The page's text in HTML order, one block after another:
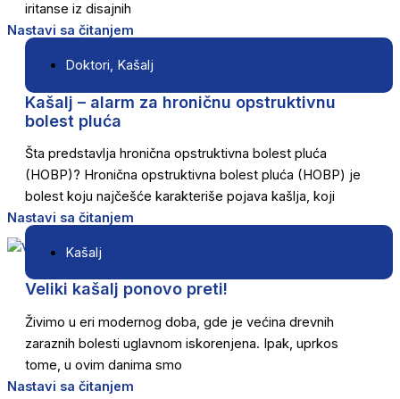
iritanse iz disajnih
Nastavi sa čitanjem
Doktori, Kašalj
Kašalj – alarm za hroničnu opstruktivnu
bolest pluća
Šta predstavlja hronična opstruktivna bolest pluća
(HOBP)? Hronična opstruktivna bolest pluća (HOBP) je
bolest koju najčešće karakteriše pojava kašlja, koji
Nastavi sa čitanjem
Kašalj
Veliki kašalj ponovo preti!
Živimo u eri modernog doba, gde je većina drevnih
zaraznih bolesti uglavnom iskorenjena. Ipak, uprkos
tome, u ovim danima smo
Nastavi sa čitanjem